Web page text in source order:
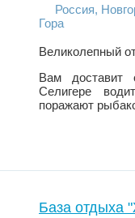
Россия,
Гора
Великолепный
Вам доставит
Селигере
поражают
База отдыха